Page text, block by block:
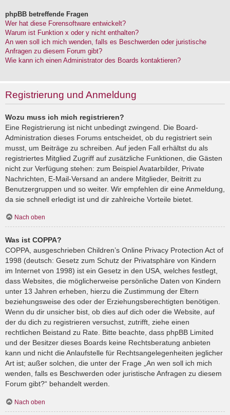
phpBB betreffende Fragen
Wer hat diese Forensoftware entwickelt?
Warum ist Funktion x oder y nicht enthalten?
An wen soll ich mich wenden, falls es Beschwerden oder juristische
Anfragen zu diesem Forum gibt?
Wie kann ich einen Administrator des Boards kontaktieren?
Registrierung und Anmeldung
Wozu muss ich mich registrieren?
Eine Registrierung ist nicht unbedingt zwingend. Die Board-
Administration dieses Forums entscheidet, ob du registriert sein
musst, um Beiträge zu schreiben. Auf jeden Fall erhältst du als
registriertes Mitglied Zugriff auf zusätzliche Funktionen, die Gästen
nicht zur Verfügung stehen: zum Beispiel Avatarbilder, Private
Nachrichten, E-Mail-Versand an andere Mitglieder, Beitritt zu
Benutzergruppen und so weiter. Wir empfehlen dir eine Anmeldung,
da sie schnell erledigt ist und dir zahlreiche Vorteile bietet.
Nach oben
Was ist COPPA?
COPPA, ausgeschrieben Children’s Online Privacy Protection Act of
1998 (deutsch: Gesetz zum Schutz der Privatsphäre von Kindern
im Internet von 1998) ist ein Gesetz in den USA, welches festlegt,
dass Websites, die möglicherweise persönliche Daten von Kindern
unter 13 Jahren erheben, hierzu die Zustimmung der Eltern
beziehungsweise des oder der Erziehungsberechtigten benötigen.
Wenn du dir unsicher bist, ob dies auf dich oder die Website, auf
der du dich zu registrieren versuchst, zutrifft, ziehe einen
rechtlichen Beistand zu Rate. Bitte beachte, dass phpBB Limited
und der Besitzer dieses Boards keine Rechtsberatung anbieten
kann und nicht die Anlaufstelle für Rechtsangelegenheiten jeglicher
Art ist; außer solchen, die unter der Frage „An wen soll ich mich
wenden, falls es Beschwerden oder juristische Anfragen zu diesem
Forum gibt?“ behandelt werden.
Nach oben